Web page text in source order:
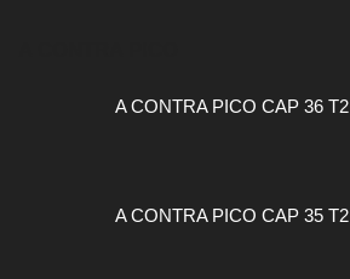
A CONTRA PICO CAP 36 T2
A CONTRA PICO CAP 35 T2